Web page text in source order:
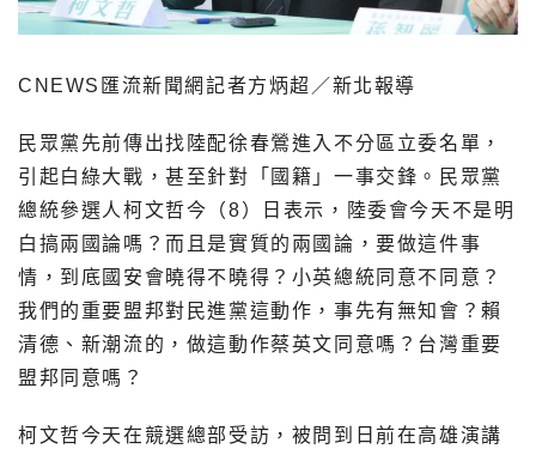
CNEWS匯流新聞網記者方炳超／新北報導
民眾黨先前傳出找陸配徐春鶯進入不分區立委名單，
引起白綠大戰，甚至針對「國籍」一事交鋒。民眾黨
總統參選人柯文哲今（8）日表示，陸委會今天不是明
白搞兩國論嗎？而且是實質的兩國論，要做這件事
情，到底國安會曉得不曉得？小英總統同意不同意？
我們的重要盟邦對民進黨這動作，事先有無知會？賴
清德、新潮流的，做這動作蔡英文同意嗎？台灣重要
盟邦同意嗎？
柯文哲今天在競選總部受訪，被問到日前在高雄演講